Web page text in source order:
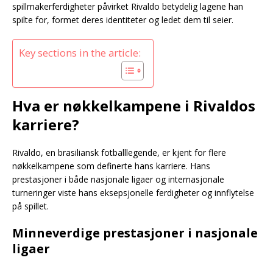
spillmakerferdigheter påvirket Rivaldo betydelig lagene han
spilte for, formet deres identiteter og ledet dem til seier.
Key sections in the article:
Hva er nøkkelkampene i Rivaldos
karriere?
Rivaldo, en brasiliansk fotballlegende, er kjent for flere
nøkkelkampene som definerte hans karriere. Hans
prestasjoner i både nasjonale ligaer og internasjonale
turneringer viste hans eksepsjonelle ferdigheter og innflytelse
på spillet.
Minneverdige prestasjoner i nasjonale
ligaer